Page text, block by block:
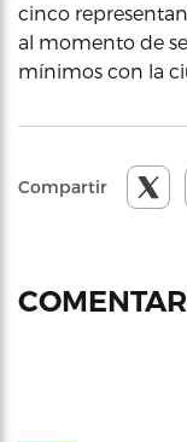
cinco
al momento de
mínimos con la
Compartir